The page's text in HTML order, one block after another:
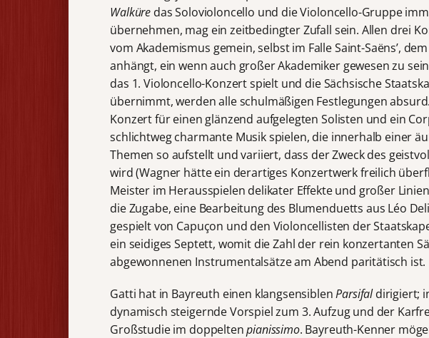
Walküre das Solovioloncello und die Violoncello-Gruppe
übernehmen, mag ein zeitbedingter Zufall sein. Allen drei
vom Akademismus gemein, selbst im Falle Saint-Saëns’,
anhängt, ein wenn auch großer Akademiker gewesen zu
das 1. Violoncello-Konzert spielt und die Sächsische
übernimmt, werden alle schulmäßigen Festlegungen
Konzert für einen glänzend aufgelegten Solisten und ein
schlichtweg charmante Musik spielen, die innerhalb einer
Themen so aufstellt und variiert, dass der Zweck des
wird (Wagner hätte ein derartiges Konzertwerk freilich
Meister im Herausspielen delikater Effekte und großer
die Zugabe, eine Bearbeitung des Blumenduetts aus Léo
gespielt von Capuçon und den Violoncellisten der
ein seidiges Septett, womit die Zahl der rein konzertanten
abgewonnenen Instrumentalsätze am Abend paritätisch ist.
Gatti hat in Bayreuth einen klangsensiblenParsifaldirigiert;
dynamisch steigernde Vorspiel zum 3. Aufzug und der
Großstudie im doppeltenpianissimo. Bayreuth-Kenner